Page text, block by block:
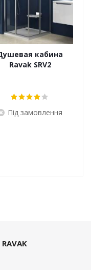
кабина
Ravak SRV2
Під замовлення